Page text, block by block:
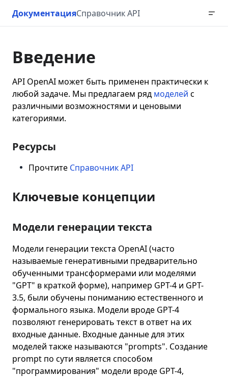
ДокументацияСправочник API
Введение
API OpenAI может быть применен практически к
любой задаче. Мы предлагаем ряд моделей с
различными возможностями и ценовыми
категориями.
Ресурсы
Прочтите Справочник API
Ключевые концепции
Модели генерации текста
Модели генерации текста OpenAI (часто
называемые генеративными предварительно
обученными трансформерами или моделями
"GPT" в краткой форме), например GPT-4 и GPT-
3.5, были обучены пониманию естественного и
формального языка. Модели вроде GPT-4
позволяют генерировать текст в ответ на их
входные данные. Входные данные для этих
моделей также называются "prompts". Создание
prompt по сути является способом
"программирования" модели вроде GPT-4,